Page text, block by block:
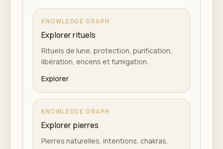
KNOWLEDGE GRAPH
Explorer rituels
Rituels de lune, protection, purification,
libération, encens et fumigation.
Explorer
KNOWLEDGE GRAPH
Explorer pierres
Pierres naturelles, intentions, chakras,